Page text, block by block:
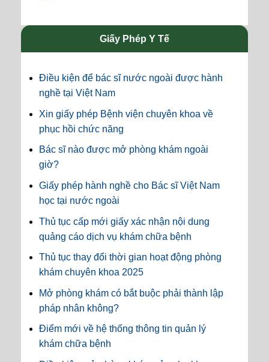
Giấy Phép Y Tế
Điều kiện để bác sĩ nước ngoài được hành
nghề tại Việt Nam
Xin giấy phép Bệnh viện chuyên khoa về
phục hồi chức năng
Bác sĩ nào được mở phòng khám ngoài
giờ?
Giấy phép hành nghề cho Bác sĩ Việt Nam
học tại nước ngoài
Thủ tục cấp mới giấy xác nhận nội dung
quảng cáo dịch vụ khám chữa bệnh
Thủ tục thay đổi thời gian hoạt động phòng
khám chuyên khoa 2025
Mở phòng khám có bắt buộc phải thành lập
pháp nhân không?
Điểm mới về hệ thống thông tin quản lý
khám chữa bệnh